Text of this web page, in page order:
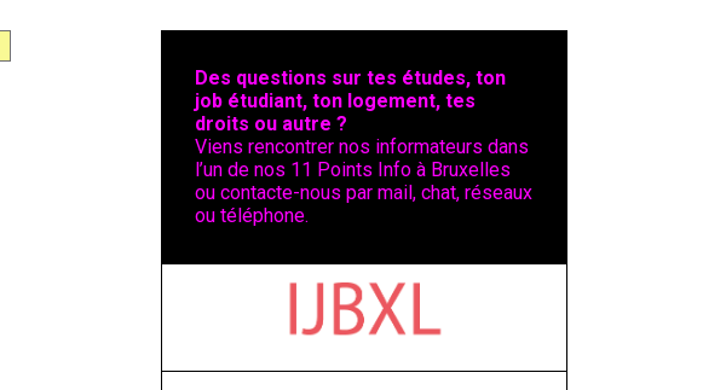
Des questions sur tes études, ton
job étudiant, ton logement, tes
droits ou autre ?
Viens rencontrer nos informateurs dans
l’un de nos 11 Points Info à Bruxelles
ou contacte-nous par mail, chat, réseaux
ou téléphone.